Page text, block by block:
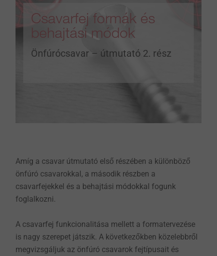
Csavarfej formák és
behajtási módok
Önfúrócsavar – útmutató 2. rész
Amíg a csavar útmutató első részében a különböző
önfúró csavarokkal, a második részben a
csavarfejekkel és a behajtási módokkal fogunk
foglalkozni.
A csavarfej funkcionalitása mellett a formatervezése
is nagy szerepet játszik. A következőkben közelebbről
megvizsgáljuk az önfúró csavarok fejtípusait és